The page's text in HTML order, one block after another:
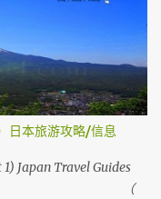
理登机手续。 （
） 首先，去 亚洲航空网
日本旅游攻略/信息
Japan Travel Guides
（